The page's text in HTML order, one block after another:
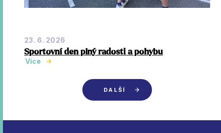
23. 6. 2026
Sportovní den plný radosti a pohybu
Více
DALŠÍ